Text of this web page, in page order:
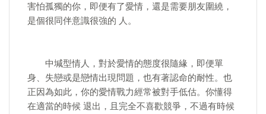
害怕孤獨的你，即便有了愛情，還是需要朋友圍繞，
是個很同伴意識很強的 人。
中堿型情人，對於愛情的態度很隨緣，即便單
身、失戀或是戀情出現問題，也有著認命的耐性。也
正因為如此，你的愛情戰力經常被對手低估。你懂得
在適當的時候 退出，且完全不喜歡競爭，不過有時候